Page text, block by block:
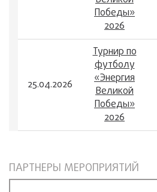
Победы»
2026
25.04.2026
Турнир по
футболу
«Энергия
Великой
Победы»
2026
ПАРТНЕРЫ МЕРОПРИЯТИЙ